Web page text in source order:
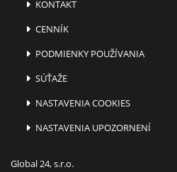
KONTAKT
CENNÍK
PODMIENKY POUŽÍVANIA
SÚŤAŽE
NASTAVENIA COOKIES
NASTAVENIA UPOZORNENÍ
Global 24, s.r.o.